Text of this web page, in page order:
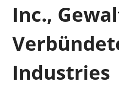
Inc.,
Industries